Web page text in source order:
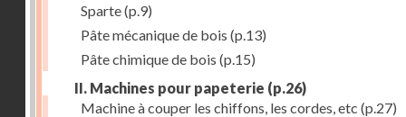
Sparte(p.9)
Pâte mécanique de bois (p.13)
Pâte chimique de bois (p.15)
II. Machines pour papeterie (p.26)
Machine à couper les chiffons, les cordes, etc (p.27)